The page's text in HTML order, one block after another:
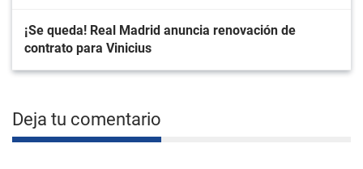
¡Se queda! Real Madrid anuncia renovación de
contrato para Vinicius
Deja tu comentario